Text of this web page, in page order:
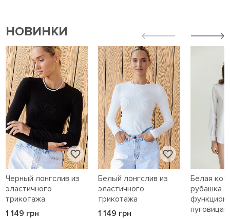
НОВИНКИ
Черный лонгслив из
эластичного
трикотажа
1 149 грн
Белый лонгслив из
эластичного
трикотажа
1 149 грн
Белая
рубашка с